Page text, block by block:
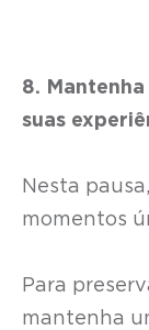
8.
suas
Nesta
momentos
Para
mantenha